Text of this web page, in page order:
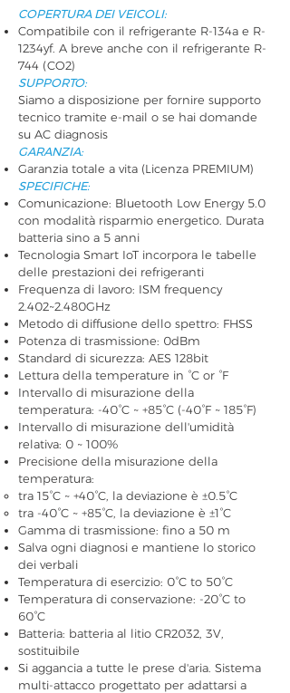
COPERTURA DEI VEICOLI:
Compatibile con il refrigerante R-134a e R-
1234yf. A breve anche con il refrigerante R-
744 (CO2)
SUPPORTO:
Siamo a disposizione per fornire supporto
tecnico tramite e-mail o se hai domande
su AC diagnosis
GARANZIA:
Garanzia totale a vita (Licenza PREMIUM)
SPECIFICHE:
Comunicazione: Bluetooth Low Energy 5.0
con modalità risparmio energetico. Durata
batteria sino a 5 anni
Tecnologia Smart IoT incorpora le tabelle
delle prestazioni dei refrigeranti
Frequenza di lavoro: ISM frequency
2.402~2.480GHz
Metodo di diffusione dello spettro: FHSS
Potenza di trasmissione: 0dBm
Standard di sicurezza: AES 128bit
Lettura della temperature in °C or °F
Intervallo di misurazione della
temperatura: -40°C ~ +85°C (-40°F ~ 185°F)
Intervallo di misurazione dell'umidità
relativa: 0 ~ 100%
Precisione della misurazione della
temperatura:
tra 15°C ~ +40°C, la deviazione è ±0.5°C
tra -40°C ~ +85°C, la deviazione è ±1°C
Gamma di trasmissione: fino a 50 m
Salva ogni diagnosi e mantiene lo storico
dei verbali
Temperatura di esercizio: 0°C to 50°C
Temperatura di conservazione: -20°C to
60°C
Batteria: batteria al litio CR2032, 3V,
sostituibile
Si aggancia a tutte le prese d'aria. Sistema
multi-attacco progettato per adattarsi a